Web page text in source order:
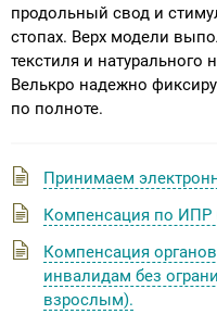
продольный свод и
стопах. Верх модели
текстиля и натурального
Велькро надежно
по полноте.
Принимаем
Компенсация по ИПР
Компенсация
инвалидам без
взрослым).